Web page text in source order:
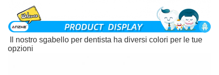
Il nostro sgabello per dentista ha diversi colori per le tue
opzioni